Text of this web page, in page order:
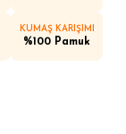
KUMAŞ KARIŞIMI
%100 Pamuk